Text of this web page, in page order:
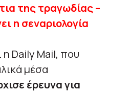
της τραγωδίας –
η σεναριολογία
Daily Mail, που
μέσα
έρευνα για